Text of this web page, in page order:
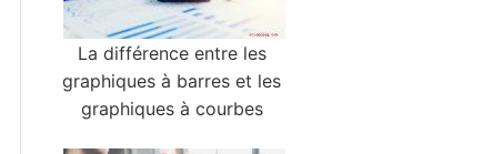
La différence entre les
graphiques à barres et les
graphiques à courbes